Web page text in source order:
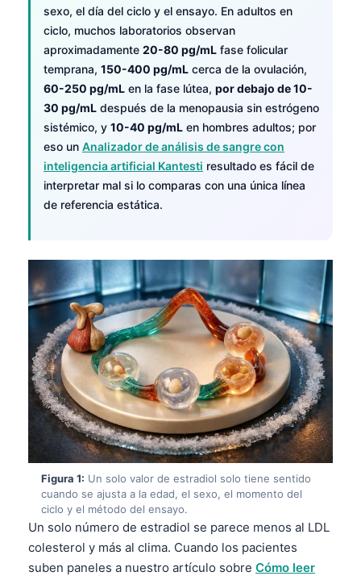
sexo, el día del ciclo y el ensayo. En adultos en
ciclo, muchos laboratorios observan
aproximadamente 20-80 pg/mL fase folicular
temprana, 150-400 pg/mL cerca de la ovulación,
60-250 pg/mL en la fase lútea, por debajo de 10-
30 pg/mL después de la menopausia sin estrógeno
sistémico, y 10-40 pg/mL en hombres adultos; por
eso un Analizador de análisis de sangre con
inteligencia artificial Kantesti resultado es fácil de
interpretar mal si lo comparas con una única línea
de referencia estática.
Figura 1: Un solo valor de estradiol solo tiene sentido
cuando se ajusta a la edad, el sexo, el momento del
ciclo y el método del ensayo.
Un solo número de estradiol se parece menos al LDL
colesterol y más al clima. Cuando los pacientes
suben paneles a nuestro artículo sobre Cómo leer